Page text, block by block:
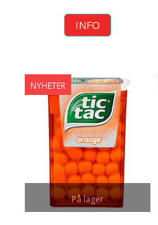
INFO
På lager
NYHETER